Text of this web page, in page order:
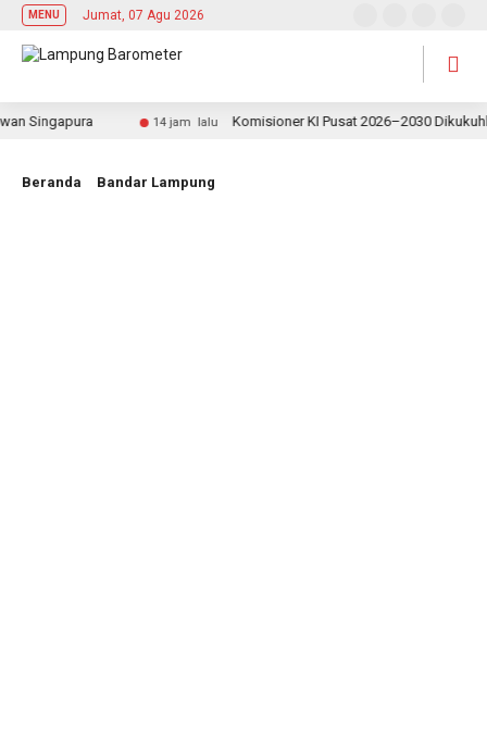
MENU Jumat, 07 Agu 2026
14 jam lalu Komisioner KI Pusat 2026–2030
Beranda Bandar Lampung